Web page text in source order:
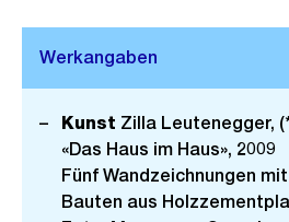
Kunst Zilla Leutenegger,
«Das Haus im Haus», 2009
Fünf Wandzeichnungen
Bauten aus